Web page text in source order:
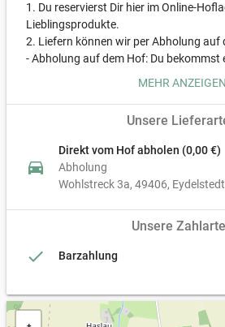
1. Du reservierst Dir hier im Online-
Lieblingsprodukte.
2. Liefern können wir per Abholung auf
- Abholung auf dem Hof: Du bekommst
sobald Deine Bestellung abholbereit ist.
Du nicht nur uns, sondern auch die
Wir sagen Danke und freuen uns auf
MEHR ANZEIGEN
Unsere
directions_car
Direkt vom Hof abholen (0,00 €)
Abholung
Wohlstreck 3a 49406 Eydelstedt
Unsere
done Barzahlung